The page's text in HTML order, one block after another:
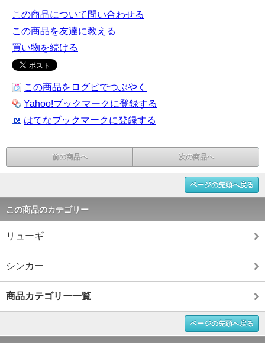
この商品について問い合わせる
この商品を友達に教える
買い物を続ける
この商品をログピでつぶやく
Yahoo!ブックマークに登録する
はてなブックマークに登録する
前の商品へ 次の商品へ
ページの先頭へ戻る
この商品のカテゴリー
リューギ
シンカー
商品カテゴリー一覧
ページの先頭へ戻る